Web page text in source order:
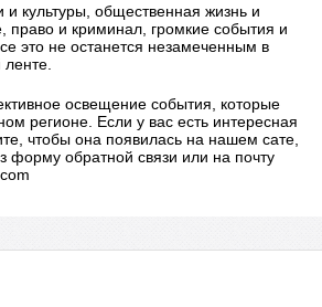
и культуры, общественная жизнь и
право и криминал, громкие события и
это не останется незамеченным в
освещение события, которые
регионе. Если у вас есть интересная
чтобы она появилась на нашем сате,
форму обратной связи или на почту